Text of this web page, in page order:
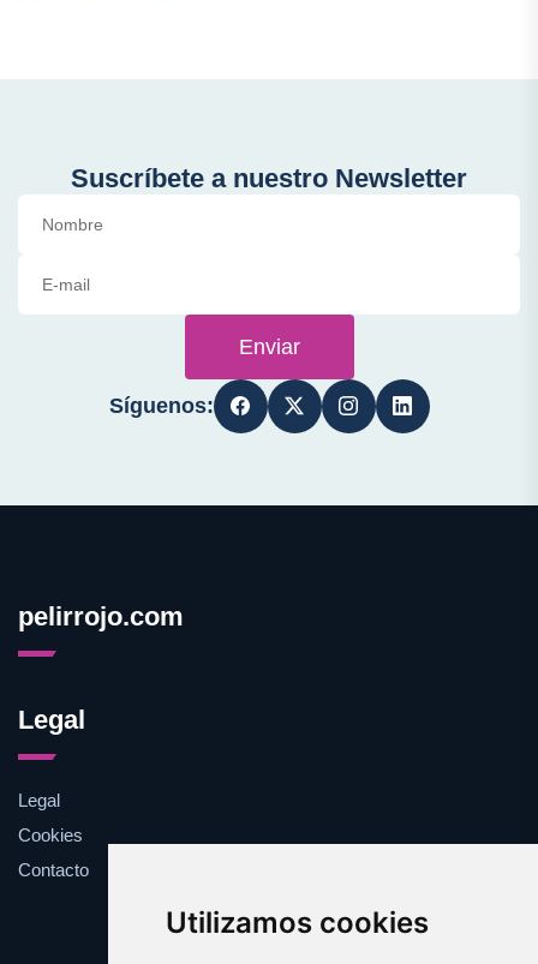
Utilizamos cookies
Suscríbete a nuestro Newsletter
Enviar
Síguenos:
pelirrojo.com
Legal
Legal
Cookies
Contacto